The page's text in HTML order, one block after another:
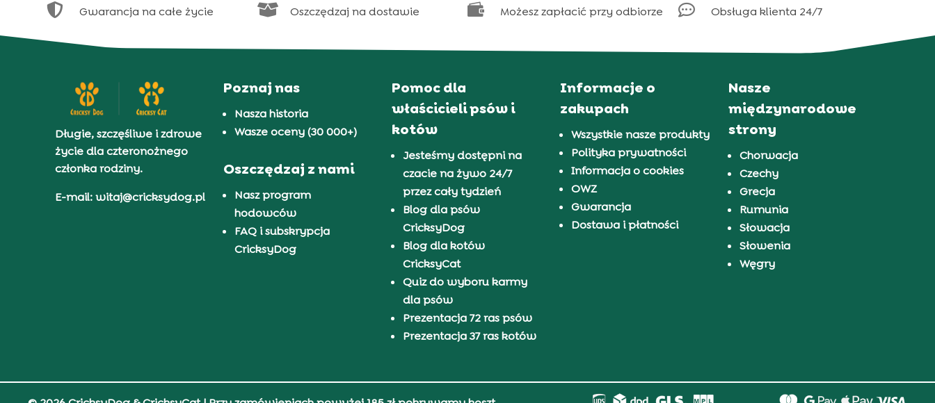
 Gwarancja na całe życie  Oszczędzaj na dostawie  Możesz zapłacić przy odbiorze  Obsługa klienta 24/7
Długie, szczęśliwe i zdrowe
życie dla czteronożnego
członka rodziny.
E-mail: witaj@cricksydog.pl
Poznaj nas
Nasza historia
Wasze oceny (30 000+)
Oszczędzaj z nami
Nasz program
hodowców
FAQ i subskrypcja
CricksyDog
Pomoc dla
właścicieli psów i
kotów
Jesteśmy dostępni na
czacie na żywo 24/7
przez cały tydzień
Blog dla psów
CricksyDog
Blog dla kotów
CricksyCat
Quiz do wyboru karmy
dla psów
Prezentacja 72 ras psów
Prezentacja 37 ras kotów
Informacje o
zakupach
Wszystkie nasze produkty
Polityka prywatności
Informacja o cookies
OWZ
Gwarancja
Dostawa i płatności
Nasze
międzynarodowe
strony
Chorwacja
Czechy
Grecja
Rumunia
Słowacja
Słowenia
Węgry